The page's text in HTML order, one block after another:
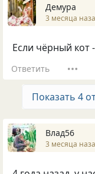
Демура
3 месяца
Если чёрный кот
Ответить
Показать 4
Влад56
3 месяца